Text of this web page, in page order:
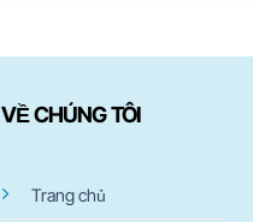
VỀ CHÚNG TÔI
Trang chủ